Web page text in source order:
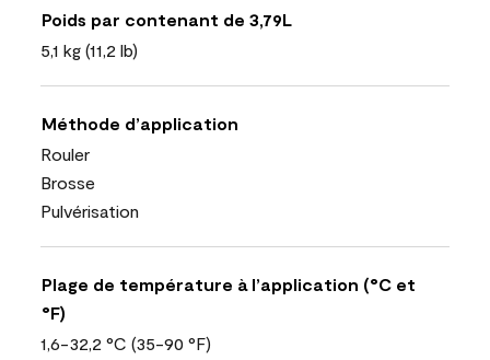
Poids par contenant de 3,79L
5,1 kg (11,2 lb)
Méthode d’application
Rouler
Brosse
Pulvérisation
Plage de température à l’application (°C et
°F)
1,6-32,2 °C (35-90 °F)